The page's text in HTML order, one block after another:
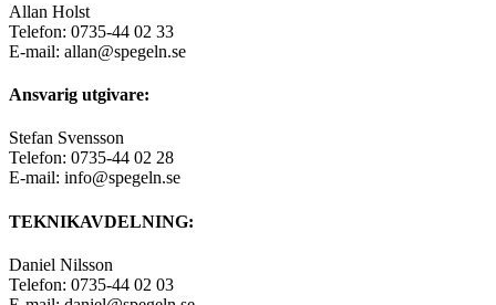
Allan Holst
Telefon: 0735-44 02 33
E-mail: allan@spegeln.se
Ansvarig utgivare:
Stefan Svensson
Telefon: 0735-44 02 28
E-mail: info@spegeln.se
TEKNIKAVDELNING:
Daniel Nilsson
Telefon: 0735-44 02 03